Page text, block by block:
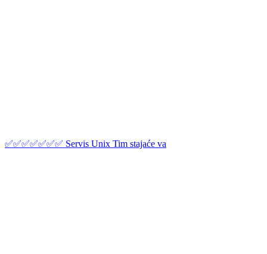
✅✅✅✅✅✅✅ Servis Unix Tim stajaće va